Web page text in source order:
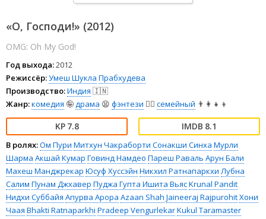
«О, Господи!» (2012)
OMG: Oh My God!
Год выхода:2012
Режиссёр:Умеш Шукла Прабхудева
Производство:Индия 🇮🇳
Жанр:комедия 🤪драма 😫 фэнтези 🧝‍♂️ семейный 👨‍👩‍👧‍👦
7.8 8.1
В ролях:Ом Пури Митхун Чакраборти Сонакши Синха Мурли
Шарма Акшай Кумар Говинд Намдео Пареш Раваль Арун Бали
Махеш Манджрекар Юсуф Хуссэйн Никхил Ратнапаркхи Лубна
Салим Пунам Джхавер Пуджа Гупта Ишита ВьясKrunal Pandit
Нидхи Суббайя Апурва Арора Azaan Shah Jaineeraj RajpurohitХони
Чаая Bhakti Ratnaparkhi Pradeep VengurlekarKukul Taramaster